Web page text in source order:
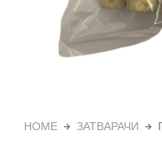
HOME ЗАТВАРАЧИ